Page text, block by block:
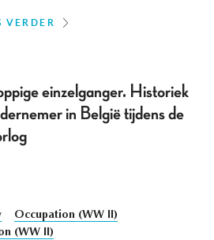
VERDER
einzelganger. Historiek
in België tijdens de
Occupation (WW II)
(WW II)